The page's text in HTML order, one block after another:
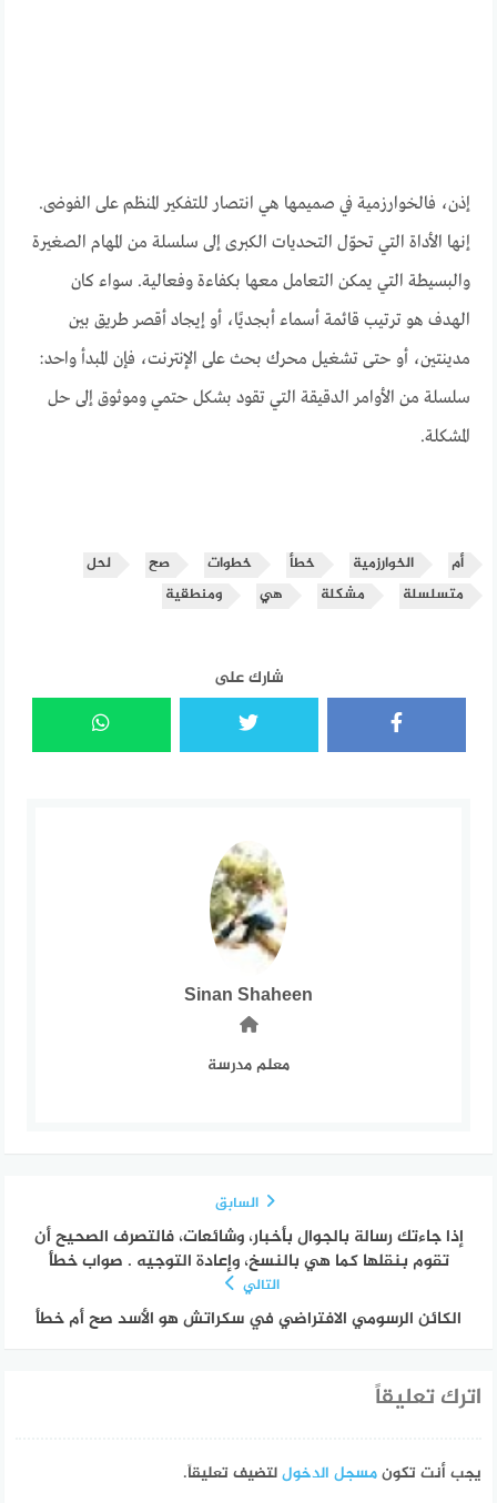
إذن، فالخوارزمية في صميمها هي انتصار للتفكير المنظم على الفوضى.
إنها الأداة التي تحوّل التحديات الكبرى إلى سلسلة من المهام الصغيرة
والبسيطة التي يمكن التعامل معها بكفاءة وفعالية. سواء كان
الهدف هو ترتيب قائمة أسماء أبجديًا، أو إيجاد أقصر طريق بين
مدينتين، أو حتى تشغيل محرك بحث على الإنترنت، فإن المبدأ واحد:
سلسلة من الأوامر الدقيقة التي تقود بشكل حتمي وموثوق إلى حل
المشكلة.
أم الخوارزمية خطأ خطوات صح
لحل
متسلسلة
مشكلة هي ومنطقية
شارك على
Sinan Shaheen
معلم مدرسة
السابق
إذا جاءتك رسالة بالجوال بأخبار، وشائعات، فالتصرف الصحيح أن
تقوم بنقلها كما هي بالنسخ، وإعادة التوجيه . صواب خطأ
التالي
الكائن الرسومي الافتراضي في سكراتش هو الأسد صح أم خطأ
اترك تعليقاً
يجب أنت تكونمسجل الدخوللتضيف تعليقاً.